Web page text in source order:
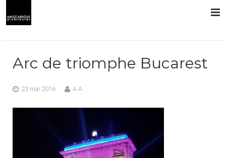
Arc de triomphe Bucarest
23 mai 2016 A A